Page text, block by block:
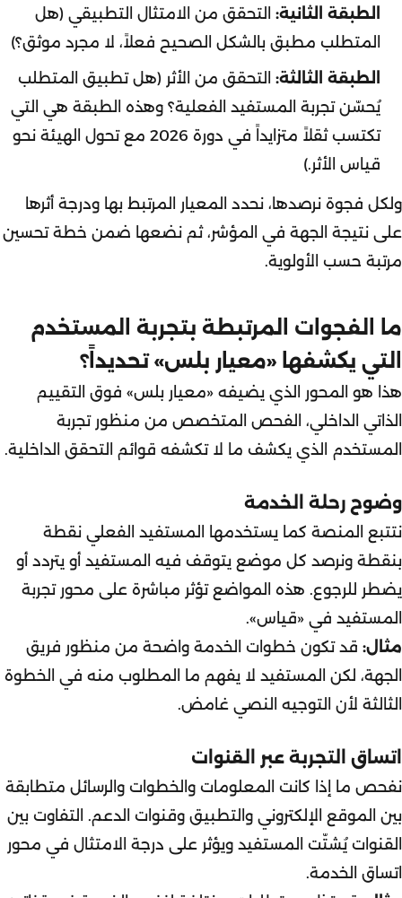
الطبقة الثانية: التحقق من الامتثال التطبيقي (هل
المتطلب مطبق بالشكل الصحيح فعلاً، لا مجرد موثق؟)
الطبقة الثالثة: التحقق من الأثر (هل تطبيق المتطلب
يُحسّن تجربة المستفيد الفعلية؟ وهذه الطبقة هي التي
تكتسب ثقلاً متزايداً في دورة 2026 مع تحول الهيئة نحو
قياس الأثر.)
ولكل فجوة نرصدها، نحدد المعيار المرتبط بها ودرجة أثرها
على نتيجة الجهة في المؤشر، ثم نضعها ضمن خطة تحسين
مرتبة حسب الأولوية.
ما الفجوات المرتبطة بتجربة المستخدم
التي يكشفها «معيار بلس» تحديداً؟
هذا هو المحور الذي يضيفه «معيار بلس» فوق التقييم
الذاتي الداخلي، الفحص المتخصص من منظور تجربة
المستخدم الذي يكشف ما لا تكشفه قوائم التحقق الداخلية.
وضوح رحلة الخدمة
نتتبع المنصة كما يستخدمها المستفيد الفعلي نقطة
بنقطة ونرصد كل موضع يتوقف فيه المستفيد أو يتردد أو
يضطر للرجوع. هذه المواضع تؤثر مباشرة على محور تجربة
المستفيد في «قياس».
مثال: قد تكون خطوات الخدمة واضحة من منظور فريق
الجهة، لكن المستفيد لا يفهم ما المطلوب منه في الخطوة
الثالثة لأن التوجيه النصي غامض.
اتساق التجربة عبر القنوات
نفحص ما إذا كانت المعلومات والخطوات والرسائل متطابقة
بين الموقع الإلكتروني والتطبيق وقنوات الدعم. التفاوت بين
القنوات يُشتّت المستفيد ويؤثر على درجة الامتثال في محور
اتساق الخدمة.